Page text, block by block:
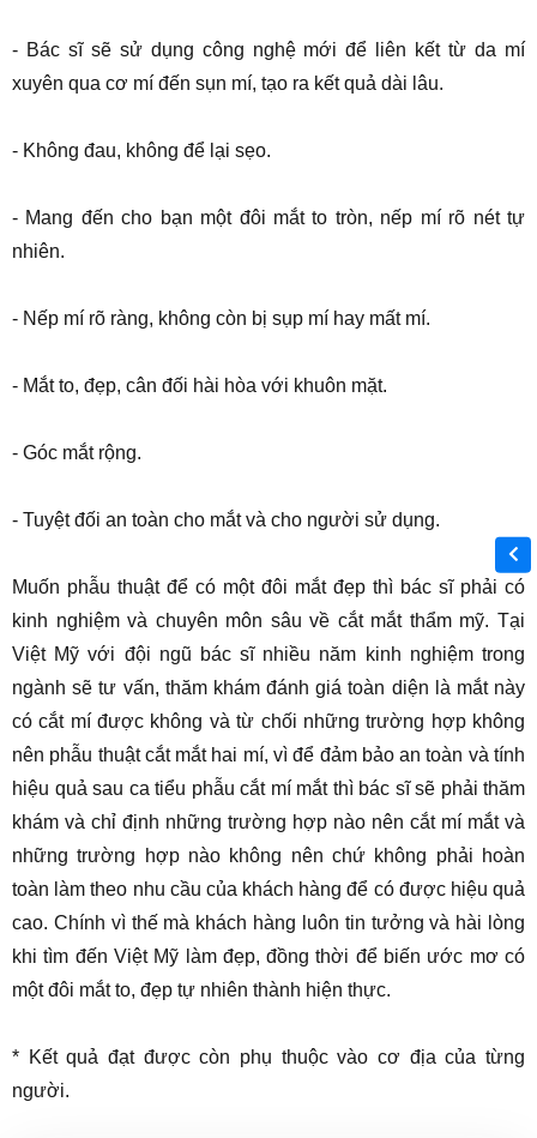
- Bác sĩ sẽ sử dụng công nghệ mới để liên kết từ da mí
xuyên qua cơ mí đến sụn mí, tạo ra kết quả dài lâu.
- Không đau, không để lại sẹo.
- Mang đến cho bạn một đôi mắt to tròn, nếp mí rõ nét tự
nhiên.
- Nếp mí rõ ràng, không còn bị sụp mí hay mất mí.
- Mắt to, đẹp, cân đối hài hòa với khuôn mặt.
- Góc mắt rộng.
- Tuyệt đối an toàn cho mắt và cho người sử dụng.
Muốn phẫu thuật để có một đôi mắt đẹp thì bác sĩ phải có
kinh nghiệm và chuyên môn sâu về cắt mắt thẩm mỹ. Tại
Việt Mỹ với đội ngũ bác sĩ nhiều năm kinh nghiệm trong
ngành sẽ tư vấn, thăm khám đánh giá toàn diện là mắt này
có cắt mí được không và từ chối những trường hợp không
nên phẫu thuật cắt mắt hai mí, vì để đảm bảo an toàn và tính
hiệu quả sau ca tiểu phẫu cắt mí mắt thì bác sĩ sẽ phải thăm
khám và chỉ định những trường hợp nào nên cắt mí mắt và
những trường hợp nào không nên chứ không phải hoàn
toàn làm theo nhu cầu của khách hàng để có được hiệu quả
cao. Chính vì thế mà khách hàng luôn tin tưởng và hài lòng
khi tìm đến Việt Mỹ làm đẹp, đồng thời để biến ước mơ có
một đôi mắt to, đẹp tự nhiên thành hiện thực.
* Kết quả đạt được còn phụ thuộc vào cơ địa của từng
người.